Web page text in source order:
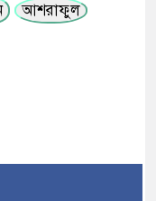
আশরাফুল